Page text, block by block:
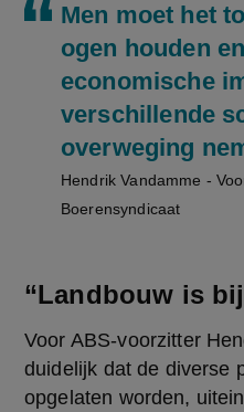
Men moet het
ogen houden
economische
verschillende
overweging
Hendrik Vandamme -
Boerensyndicaat
“Landbouw is
Voor ABS-voorzitter
duidelijk dat de diverse
opgelaten worden,